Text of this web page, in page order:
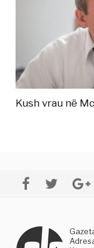
Kush vrau në